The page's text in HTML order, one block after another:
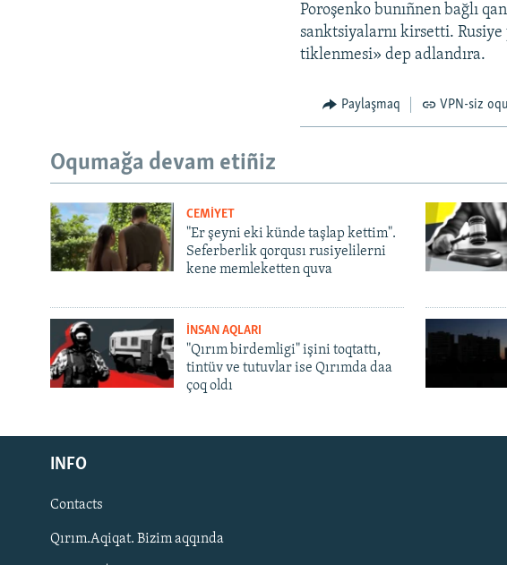
Русский
Українською
QOŞULIÑIZ!
Poroşenko bunıñnen bağlı
sanktsiyalarnı kirsetti.
tiklenmesi» dep adlandıra.
Paylaşmaq VPN-siz
Oqumağa devam etiñiz
CEMİYET
"Er şeyni eki künde taşlap kettim".
Seferberlik qorqusı rusiyelilerni
kene memleketten quva
İNSAN AQLARI
"Qırım birdemligi" işini toqtattı,
tintüv ve tutuvlar ise Qırımda daa
çoq oldı
INFO
Contacts
Qırım.Aqiqat. Bizim aqqında